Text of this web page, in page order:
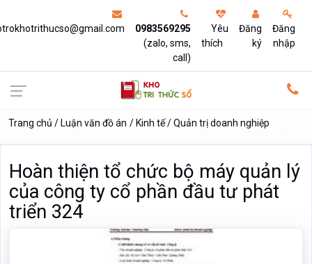
0983569295
(zalo, sms,
call)
Yêu
thích
Đăng
ký
Đăng
nhập
Trang chủ Luận văn đồ án Kinh tế Quản trị doanh nghiệp
Hoàn thiện tổ chức bộ máy quản lý
của công ty cổ phần đầu tư phát
triển 324